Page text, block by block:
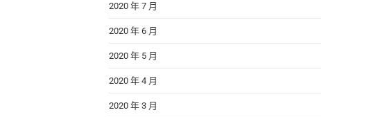
2020 年 7 月
2020 年 6 月
2020 年 5 月
2020 年 4 月
2020 年 3 月